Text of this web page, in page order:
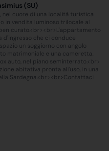
(SU)
nel cuore di una località turistica
in vendita luminoso trilocale al
curato.<br><br>L'appartamento
d'ingresso che ci conduce
un soggiorno con angolo
matrimoniale e una cameretta.
auto, nel piano seminterrato.<br>
abitativa pronta all'uso, in una
Sardegna.<br><br>Contattaci